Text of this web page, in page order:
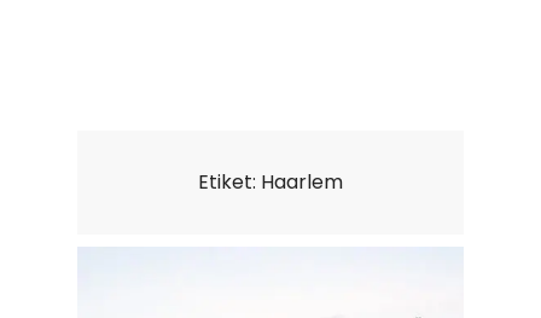
Etiket: Haarlem